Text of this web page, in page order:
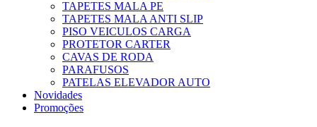
TAPETES MALA PE
TAPETES MALA ANTI SLIP
PISO VEICULOS CARGA
PROTETOR CARTER
CAVAS DE RODA
PARAFUSOS
PATELAS ELEVADOR AUTO
Novidades
Promoções